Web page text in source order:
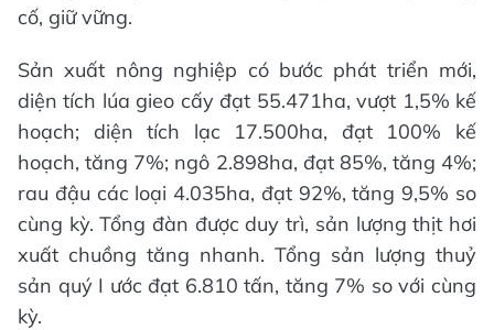
cố, giữ vững.
Sản xuất nông nghiệp có bước phát triển mới,
diện tích lúa gieo cấy đạt 55.471ha, vượt 1,5% kế
hoạch; diện tích lạc 17.500ha, đạt 100% kế
hoạch, tăng 7%; ngô 2.898ha, đạt 85%, tăng 4%;
rau đậu các loại 4.035ha, đạt 92%, tăng 9,5% so
cùng kỳ. Tổng đàn được duy trì, sản lượng thịt hơi
xuất chuồng tăng nhanh. Tổng sản lượng thuỷ
sản quý I ước đạt 6.810 tấn, tăng 7% so với cùng
kỳ.